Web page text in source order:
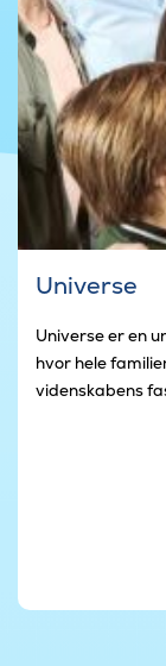
Universe
Universe er en
hvor hele
videnskabens